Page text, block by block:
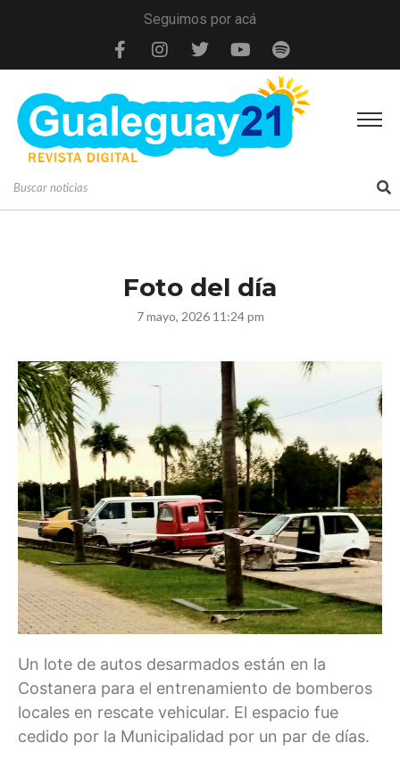
Seguimos por acá
Foto del día
7 mayo, 2026 11:24 pm
Un lote de autos desarmados están en la
Costanera para el entrenamiento de bomberos
locales en rescate vehicular. El espacio fue
cedido por la Municipalidad por un par de días.